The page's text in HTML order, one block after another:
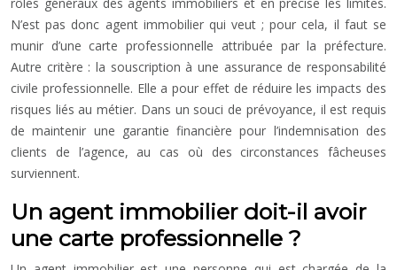
N’est pas donc agent immobilier qui veut ; pour cela, il faut se
munir d’une carte professionnelle attribuée par la préfecture.
Autre critère : la souscription à une assurance de responsabilité
civile professionnelle. Elle a pour effet de réduire les impacts des
risques liés au métier. Dans un souci de prévoyance, il est requis
de maintenir une garantie financière pour l’indemnisation des
clients de l’agence, au cas où des circonstances fâcheuses
surviennent.
Un agent immobilier doit-il avoir
une carte professionnelle ?